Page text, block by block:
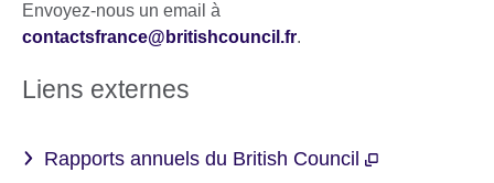
Envoyez-nous un email à
contactsfrance@britishcouncil.fr.
Liens externes
Rapports annuels du British Council